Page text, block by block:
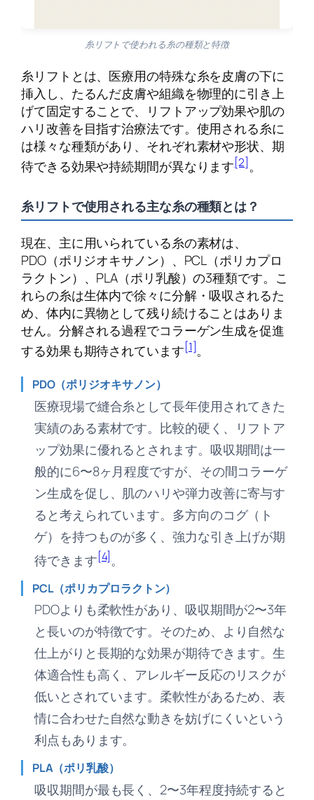
糸リフトで使われる糸の種類と特徴
糸リフトとは、医療用の特殊な糸を皮膚の下に
挿入し、たるんだ皮膚や組織を物理的に引き上
げて固定することで、リフトアップ効果や肌の
ハリ改善を目指す治療法です。使用される糸に
は様々な種類があり、それぞれ素材や形状、期
待できる効果や持続期間が異なります[2]。
糸リフトで使用される主な糸の種類とは？
現在、主に用いられている糸の素材は、
PDO（ポリジオキサノン）、PCL（ポリカプロ
ラクトン）、PLA（ポリ乳酸）の3種類です。こ
れらの糸は生体内で徐々に分解・吸収されるた
め、体内に異物として残り続けることはありま
せん。分解される過程でコラーゲン生成を促進
する効果も期待されています[1]。
PDO（ポリジオキサノン）
医療現場で縫合糸として長年使用されてきた
実績のある素材です。比較的硬く、リフトア
ップ効果に優れるとされます。吸収期間は一
般的に6〜8ヶ月程度ですが、その間コラーゲ
ン生成を促し、肌のハリや弾力改善に寄与す
ると考えられています。多方向のコグ（ト
ゲ）を持つものが多く、強力な引き上げが期
待できます[4]。
PCL（ポリカプロラクトン）
PDOよりも柔軟性があり、吸収期間が2〜3年
と長いのが特徴です。そのため、より自然な
仕上がりと長期的な効果が期待できます。生
体適合性も高く、アレルギー反応のリスクが
低いとされています。柔軟性があるため、表
情に合わせた自然な動きを妨げにくいという
利点もあります。
PLA（ポリ乳酸）
吸収期間が最も長く、2〜3年程度持続すると